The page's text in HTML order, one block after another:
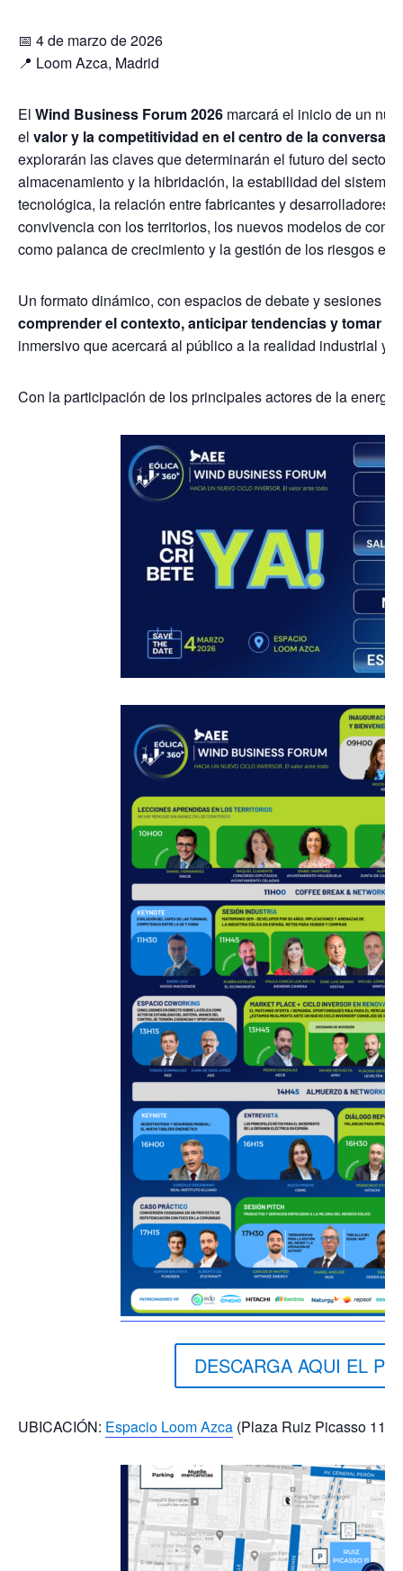
📅 4 de marzo de 2026
📍 Loom Azca, Madrid
El Wind Business Forum 2026 marcará el inicio de un
el valor y la competitividad en el centro de la
explorarán las claves que determinarán el futuro del sector
almacenamiento y la hibridación, la estabilidad del sistema
tecnológica, la relación entre fabricantes y
convivencia con los territorios, los nuevos modelos de
como palanca de crecimiento y la gestión de los riesgos en
Un formato dinámico, con espacios de debate y sesiones
comprender el contexto, anticipar tendencias y tomar
inmersivo que acercará al público a la realidad industrial y
Con la participación de los principales actores de la
DESCARGA AQUI EL
UBICACIÓN: Espacio Loom Azca (Plaza Ruiz Picasso 11,